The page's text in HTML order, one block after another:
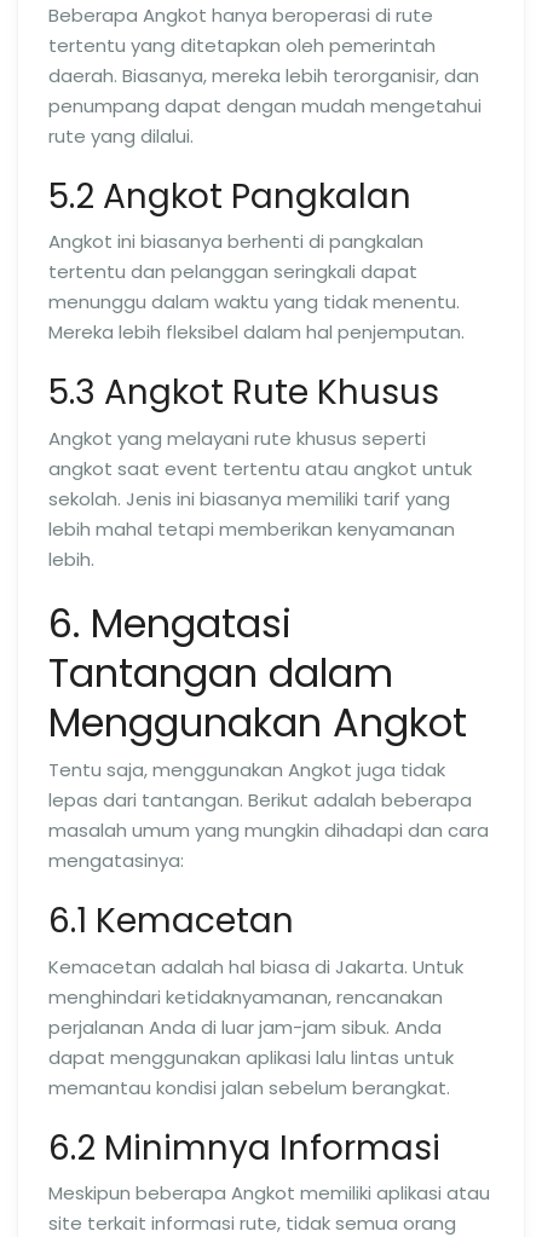
Beberapa Angkot hanya beroperasi di rute
tertentu yang ditetapkan oleh pemerintah
daerah. Biasanya, mereka lebih terorganisir, dan
penumpang dapat dengan mudah mengetahui
rute yang dilalui.
5.2 Angkot Pangkalan
Angkot ini biasanya berhenti di pangkalan
tertentu dan pelanggan seringkali dapat
menunggu dalam waktu yang tidak menentu.
Mereka lebih fleksibel dalam hal penjemputan.
5.3 Angkot Rute Khusus
Angkot yang melayani rute khusus seperti
angkot saat event tertentu atau angkot untuk
sekolah. Jenis ini biasanya memiliki tarif yang
lebih mahal tetapi memberikan kenyamanan
lebih.
6. Mengatasi
Tantangan dalam
Menggunakan Angkot
Tentu saja, menggunakan Angkot juga tidak
lepas dari tantangan. Berikut adalah beberapa
masalah umum yang mungkin dihadapi dan cara
mengatasinya:
6.1 Kemacetan
Kemacetan adalah hal biasa di Jakarta. Untuk
menghindari ketidaknyamanan, rencanakan
perjalanan Anda di luar jam-jam sibuk. Anda
dapat menggunakan aplikasi lalu lintas untuk
memantau kondisi jalan sebelum berangkat.
6.2 Minimnya Informasi
Meskipun beberapa Angkot memiliki aplikasi atau
site terkait informasi rute, tidak semua orang